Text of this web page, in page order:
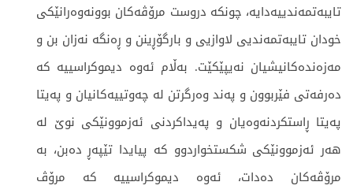
تایبەتمەندییەدایە، چونکە دروست مرۆڤەکان بوونەوەرانێکی
خودان تایبەتمەندیی لاوازیی و بارگۆڕینن و ڕەنگە نەزان بن و
مەزەندەکانیشیان نەیپێکێت. بەڵام ئەوە دیموکراسییە کە
دەرفەتی فێربوون و پەند وەرگرتن لە چەوتییەکانیان و پەیتا
پەیتا ڕاستکردنەوەیان و پەیداکردنی ئەزموونێکی نوێ لە
هەر ئەزموونێکی شکستخواردوو کە پیایدا تێپەڕ دەبن، بە
مرۆڤەکان دەدات، ئەوە دیموکراسییە کە مرۆڤ